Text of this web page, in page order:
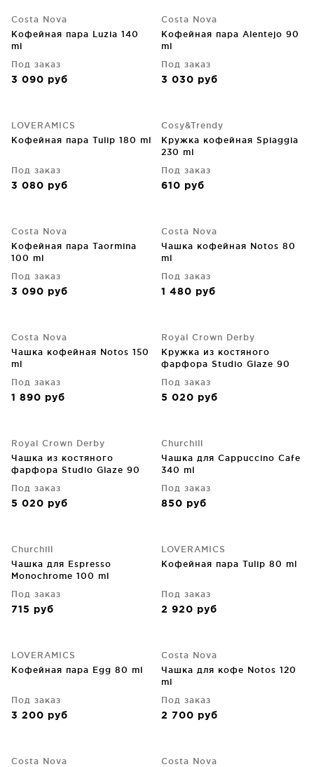
Costa Nova
Кофейная пара Luzia 140
ml
Под заказ
3 090 руб
Costa Nova
Кофейная пара Alentejo 90
ml
Под заказ
3 030 руб
LOVERAMICS
Кофейная пара Tulip 180 ml
Под заказ
3 080 руб
Cosy&Trendy
Кружка кофейная Spiaggia
230 ml
Под заказ
610 руб
Costa Nova
Кофейная пара Taormina
100 ml
Под заказ
3 090 руб
Costa Nova
Чашка кофейная Notos 80
ml
Под заказ
1 480 руб
Costa Nova
Чашка кофейная Notos 150
ml
Под заказ
1 890 руб
Royal Crown Derby
Кружка из костяного
фарфора Studio Glaze 90
Под заказ
5 020 руб
Royal Crown Derby
Чашка из костяного
фарфора Studio Glaze 90
Под заказ
5 020 руб
Churchill
Чашка для Cappuccino Cafe
340 ml
Под заказ
850 руб
Churchill
Чашка для Espresso
Monochrome 100 ml
Под заказ
715 руб
LOVERAMICS
Кофейная пара Tulip 80 ml
Под заказ
2 920 руб
LOVERAMICS
Кофейная пара Egg 80 ml
Под заказ
3 200 руб
Costa Nova
Чашка для кофе Notos 120
ml
Под заказ
2 700 руб
Costa Nova Costa Nova